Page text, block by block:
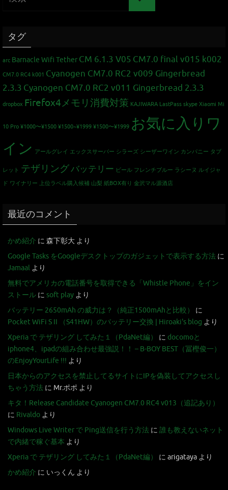
タグ
arc Barnacle Wifi Tether CM 6.1.3 V05 CM7.0 final v015 k002
CM7.0 RC4 k001 Cyanogen CM7.0 RC2 v009 Gingerbread
2.3.3 Cyanogen CM7.0 RC2 v011 Gingerbread 2.3.3
dropbox Firefox4メモリ消費対策 KAJIWARA LastPass skype Xiaomi Mi
10 Pro ¥1000〜¥1500 ¥1500~¥1999 ¥1500〜¥1999 お気に入りワ
イン アールグレイ エックスサーバー シラーズ シーザーワイン カンパニー タブ
レット テザリングバッテリー ビール フレンチブルー ラシーヌ ルイジャ
ド ワイナリー 上位ラベル購入候補 山梨 紙BOX有り 金沢マル源酒店
最近のコメント
かめ紹介 に 森下彰大 より
Google Tasks をGoogleデスクトップのガジェットで表示する方法 に
Jamaal より
無料でアメリカの電話番号を取得できる「Whistle Phone」をイン
ストール に soft play より
バッテリー 2650mAh の威力は？（純正1500mAhと比較）
に
Pocket WiFi S II （S41HW）のバッテリー交換 | Hiroaki's blog より
Xperia で テザリング してみた１（PdaNet編）
に docomoと
iphone4、ipadの組み合わせ最強説！！ – B-BOY BEST（冨樫俊一）
のEnjoyYourLife !!! より
日本からのアクセスを禁止してるサイトにIPを偽装してアクセスし
ちゃう方法 に Mr.ポポ より
キタ！Release Candidate Cyanogen CM7.0 RC4 v013（追記あり）
に Rivaldo より
Windows Live Writer で Ping送信を行う方法 に 誰も教えないネット
で内緒で稼ぐ基本 より
Xperia で テザリング してみた１（PdaNet編）
に arigataya より
かめ紹介 に いっくん より